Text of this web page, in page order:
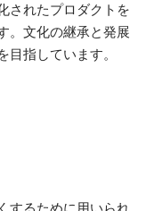
されたプロダクトを
。文化の継承と発展
指しています。